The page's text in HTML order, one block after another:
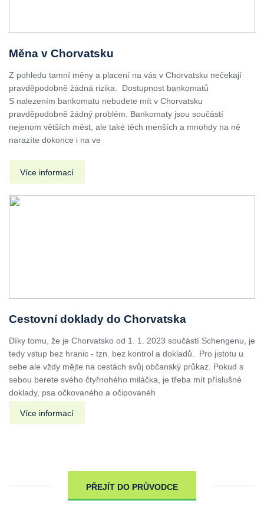
Měna v Chorvatsku
Z pohledu tamní měny a placení na vás v Chorvatsku nečekají
pravděpodobně žádná rizika. Dostupnost bankomatů
S nalezením bankomatu nebudete mít v Chorvatsku
pravděpodobně žádný problém. Bankomaty jsou součástí
nejenom větších měst, ale také těch menších a mnohdy na ně
narazíte dokonce i na ve
Více informací
Cestovní doklady do Chorvatska
Díky tomu, že je Chorvatsko od 1. 1. 2023 součástí Schengenu, je
tedy vstup bez hranic - tzn. bez kontrol a dokladů. Pro jistotu u
sebe ale vždy mějte na cestách svůj občanský průkaz. Pokud s
sebou berete svého čtyřnohého miláčka, je třeba mít příslušné
doklady, psa očkovaného a očipovanéh
Více informací
PŘEJÍT DO PRŮVODCE